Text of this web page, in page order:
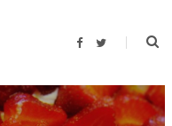
F
b
o
o
T
t
e
r